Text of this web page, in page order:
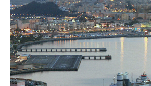
800x600.jpg